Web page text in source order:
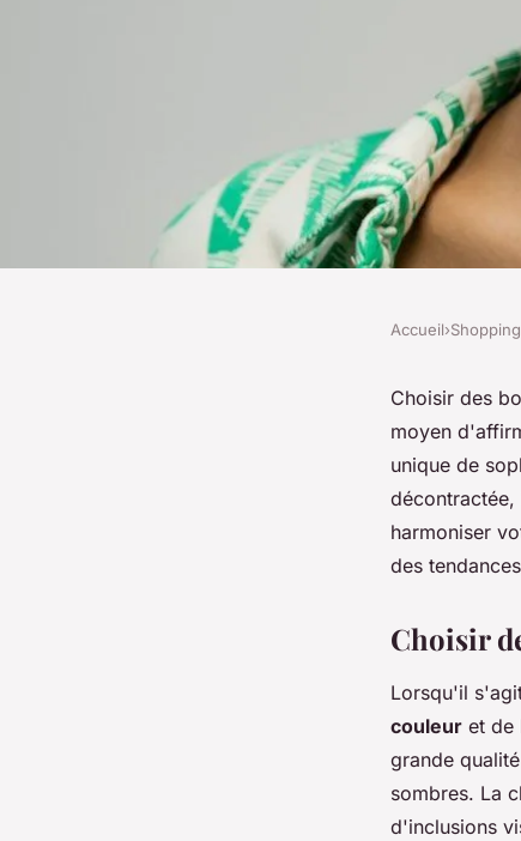
Comment choisir
d'oreilles
Accueil›Shopping
Choisir des
moyen
unique de
harmoniser
des
Choisir
Lorsqu'il
couleur et de
grande
sombres. La
d'inclusions